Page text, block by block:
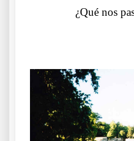
¿Qué nos